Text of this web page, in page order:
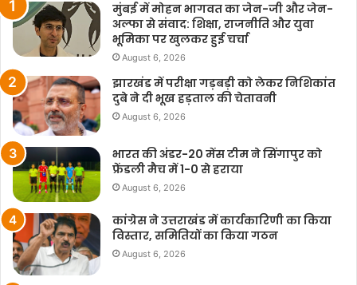
मुंबई में मोहन भागवत का जेन-जी और जेन-
अल्फा से संवाद: शिक्षा, राजनीति और युवा
भूमिका पर खुलकर हुई चर्चा
August 6, 2026
झारखंड में परीक्षा गड़बड़ी को लेकर निशिकांत
दुबे ने दी भूख हड़ताल की चेतावनी
August 6, 2026
भारत की अंडर-20 मेंस टीम ने सिंगापुर को
फ्रेंडली मैच में 1-0 से हराया
August 6, 2026
कांग्रेस ने उत्तराखंड में कार्यकारिणी का किया
विस्तार, समितियों का किया गठन
August 6, 2026